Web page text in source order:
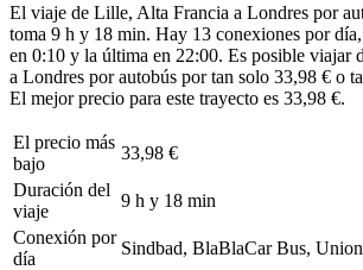
El viaje de Lille, Alta Francia a Londres por
toma 9 h y 18 min. Hay 13 conexiones por
en 0:10 y la última en 22:00. Es posible viajar
a Londres por autobús por tan solo 33,98 € o
El mejor precio para este trayecto es 33,98 €.
El precio más
bajo
33,98 €
Duración del
viaje
9 h y 18 min
Conexión por
día
Sindbad, BlaBlaCar Bus,